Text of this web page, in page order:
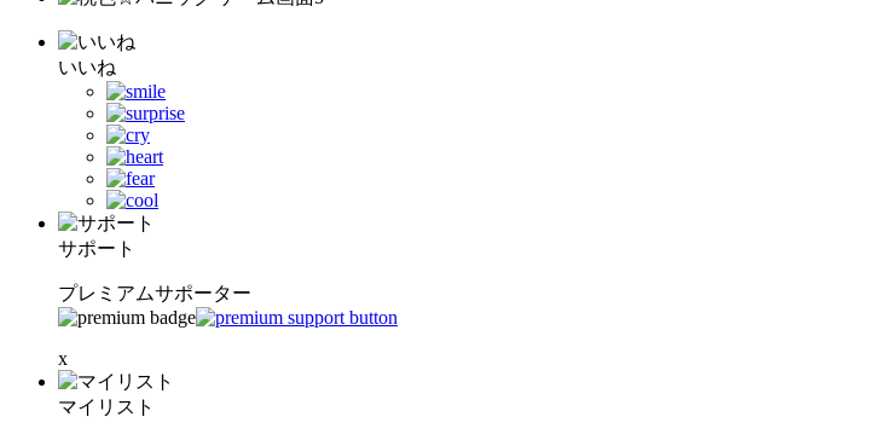
いいね
サポート
プレミアムサポーター
x
マイリスト